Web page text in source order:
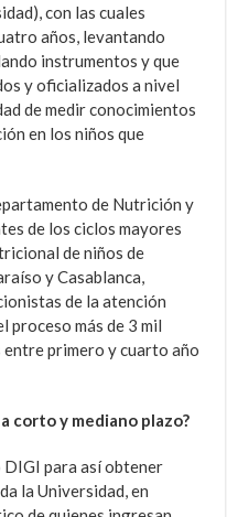
con las cuales
años, levantando
instrumentos y que
y oficializados a nivel
de medir conocimientos
en los niños que
de Nutrición y
de los ciclos mayores
de niños de
y Casablanca,
de la atención
proceso más de 3 mil
entre primero y cuarto año
corto y mediano plazo?
DIGI para así obtener
la Universidad, en